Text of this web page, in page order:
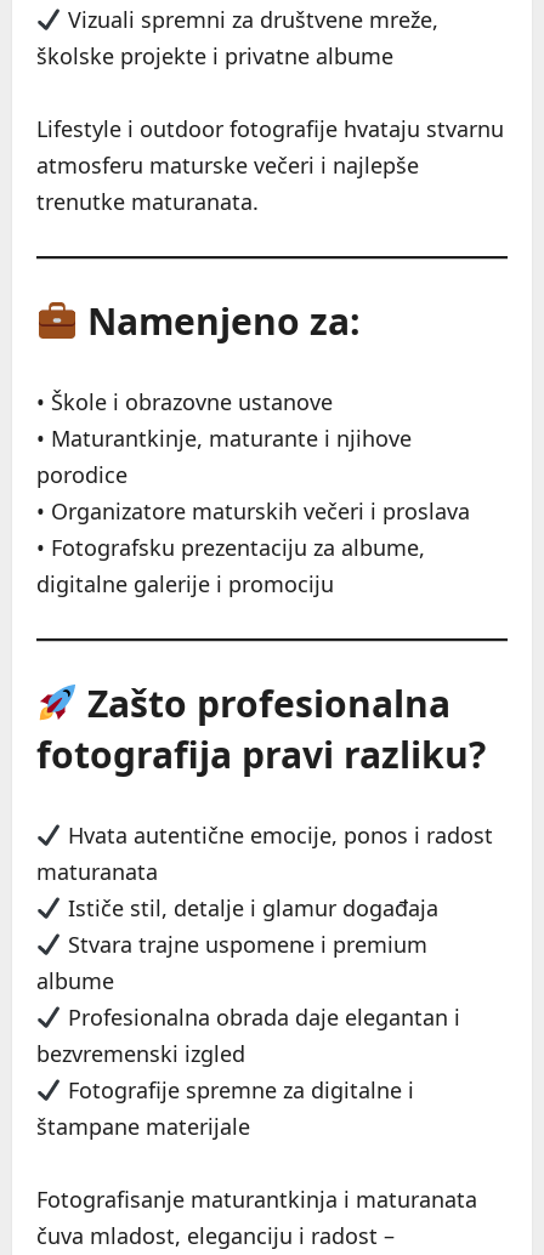
Vizuali spremni za društvene mreže,
školske projekte i privatne albume
Lifestyle i outdoor fotografije hvataju stvarnu
atmosferu maturske večeri i najlepše
trenutke maturanata.
Namenjeno za:
• Škole i obrazovne ustanove
• Maturantkinje, maturante i njihove
porodice
• Organizatore maturskih večeri i proslava
• Fotografsku prezentaciju za albume,
digitalne galerije i promociju
Zašto profesionalna
fotografija pravi razliku?
Hvata autentične emocije, ponos i radost
maturanata
Ističe stil, detalje i glamur događaja
Stvara trajne uspomene i premium
albume
Profesionalna obrada daje elegantan i
bezvremenski izgled
Fotografije spremne za digitalne i
štampane materijale
Fotografisanje maturantkinja i maturanata
čuva mladost, eleganciju i radost –